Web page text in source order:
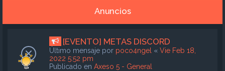
Anuncios
[EVENTO] METAS DISCORD
Último mensaje por poco4ngel « Vie Feb 18,
2022 5:52 pm
Publicado en Axeso 5 - General